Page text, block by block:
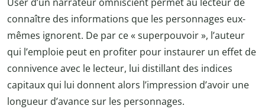
connaître des informations que les personnages eux-
mêmes ignorent. De par ce « superpouvoir », l’auteur
qui l’emploie peut en profiter pour instaurer un effet de
connivence avec le lecteur, lui distillant des indices
capitaux qui lui donnent alors l’impression d’avoir une
longueur d’avance sur les personnages.